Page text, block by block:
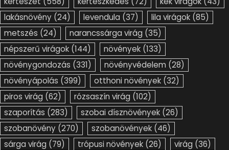
lakásnövény (24) levendula (37) lila virágok (85)
metszés (24) narancssárga virág (35)
népszerű virágok (144) növények (133)
növénygondozás (331) növényvédelem (28)
növényápolás (399) otthoni növények (32)
piros virág (62) rózsaszín virág (102)
szaporítás (283) szobai dísznövények (26)
szobanövény (270) szobanövények (46)
sárga virág (79) trópusi növények (26) virág (36)